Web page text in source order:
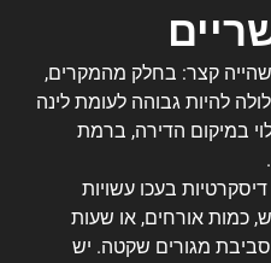
קצר: בחלק מהמקרים,
להיות גבוהה לעומת לינה
במיקום הדירה, ברמת
בעכו עשויות
כמות אורחים, או שעות
סביבת מגורים שקטה. יש